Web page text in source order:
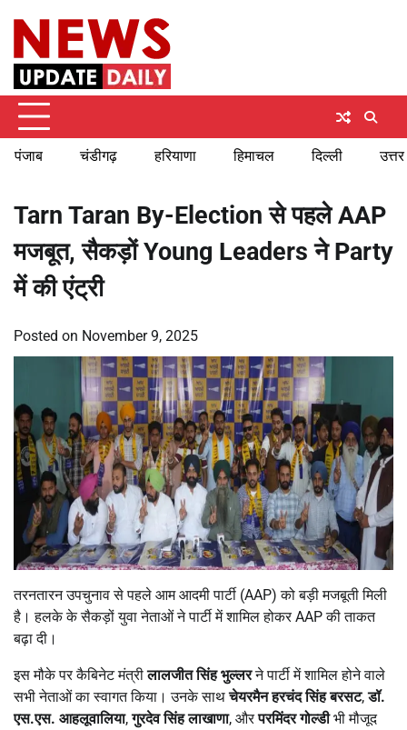
content
पंजाब चंडीगढ़ हरियाणा हिमाचल दिल्ली
Tarn Taran By-Election से पहले AAP
मजबूत, सैकड़ों Young Leaders ने Party
में की एंट्री
Posted on November 9, 2025
तरनतारन उपचुनाव से पहले आम आदमी पार्टी (AAP) को बड़ी मजबूती मिली
है। हलके के सैकड़ों युवा नेताओं ने पार्टी में शामिल होकर AAP की ताकत
बढ़ा दी।
इस मौके पर कैबिनेट मंत्रीलालजीत सिंह भुल्लरने पार्टी में शामिल होने वाले
सभी नेताओं का स्वागत किया। उनके साथचेयरमैन हरचंद सिंह बरसट,डॉ.
एस.एस. आहलूवालिया,गुरदेव सिंह लाखाणा, औरपरमिंदर गोल्डीभी मौजूद